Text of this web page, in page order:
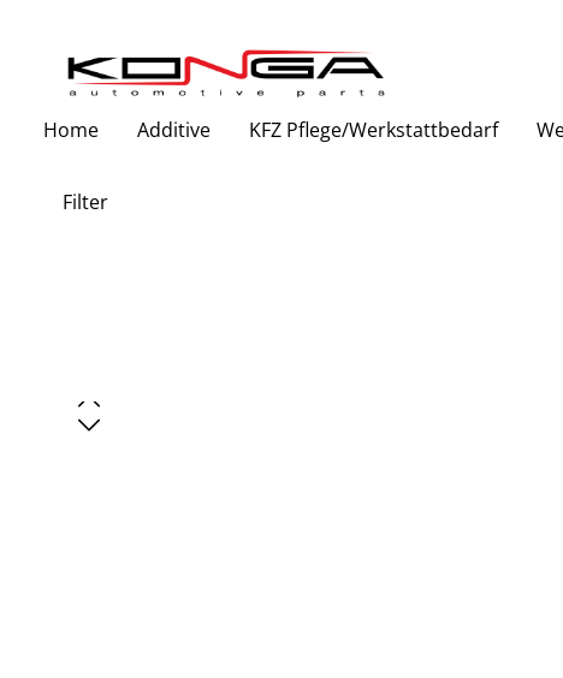
Home Additive KFZ Pflege/Werkstattbedarf
Filter
Bildergalerie überspringen